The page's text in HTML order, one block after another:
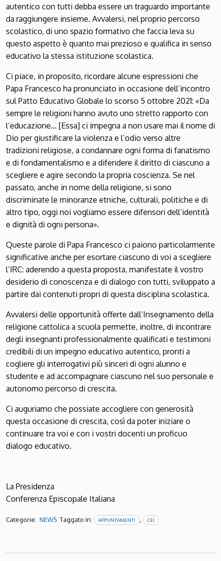
autentico con tutti debba essere un traguardo importante
da raggiungere insieme. Avvalersi, nel proprio percorso
scolastico, di uno spazio formativo che faccia leva su
questo aspetto è quanto mai prezioso e qualifica in senso
educativo la stessa istituzione scolastica.
Ci piace, in proposito, ricordare alcune espressioni che
Papa Francesco ha pronunciato in occasione dell’incontro
sul Patto Educativo Globale lo scorso 5 ottobre 2021: «Da
sempre le religioni hanno avuto uno stretto rapporto con
l’educazione… [Essa] ci impegna a non usare mai il nome di
Dio per giustificare la violenza e l’odio verso altre
tradizioni religiose, a condannare ogni forma di fanatismo
e di fondamentalismo e a difendere il diritto di ciascuno a
scegliere e agire secondo la propria coscienza. Se nel
passato, anche in nome della religione, si sono
discriminate le minoranze etniche, culturali, politiche e di
altro tipo, oggi noi vogliamo essere difensori dell’identità
e dignità di ogni persona».
Queste parole di Papa Francesco ci paiono particolarmente
significative anche per esortare ciascuno di voi a scegliere
l’IRC: aderendo a questa proposta, manifestate il vostro
desiderio di conoscenza e di dialogo con tutti, sviluppato a
partire dai contenuti propri di questa disciplina scolastica.
Avvalersi delle opportunità offerte dall’Insegnamento della
religione cattolica a scuola permette, inoltre, di incontrare
degli insegnanti professionalmente qualificati e testimoni
credibili di un impegno educativo autentico, pronti a
cogliere gli interrogativi più sinceri di ogni alunno e
studente e ad accompagnare ciascuno nel suo personale e
autonomo percorso di crescita.
Ci auguriamo che possiate accogliere con generosità
questa occasione di crescita, così da poter iniziare o
continuare tra voi e con i vostri docenti un proficuo
dialogo educativo.
La Presidenza
Conferenza Episcopale Italiana
Categorie: NEWS Taggato in: APPUNTAMENTI , CEI